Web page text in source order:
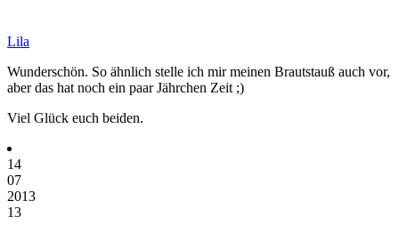
Lila
Wunderschön. So ähnlich stelle ich mir meinen Brautstauß auch vor,
aber das hat noch ein paar Jährchen Zeit ;)
Viel Glück euch beiden.
14
07
2013
13